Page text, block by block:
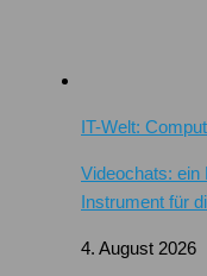
IT-Welt:
Videochats: ein
Instrument für
4. August 2026